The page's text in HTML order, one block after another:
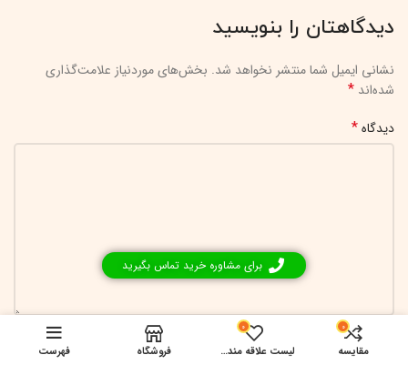
دیدگاهتان را بنویسید
نشانی ایمیل شما منتشر نخواهد شد. بخش‌های موردنیاز علامت‌گذاری
شده‌اند *
دیدگاه*
برای مشاوره خرید تماس بگیرید
0
مقایسه
0
لیست علاقه مندی ها فروشگاه فهرست